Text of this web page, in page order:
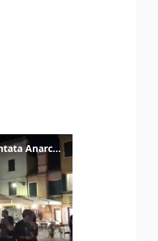
Venezia omaggia Guccini con una Cantata Anarchica in campo Santa Margherita